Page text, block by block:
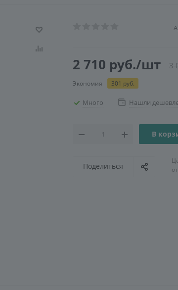
2 710 руб./шт 3
Экономия 301 руб.
Много Нашли
В
Поделиться